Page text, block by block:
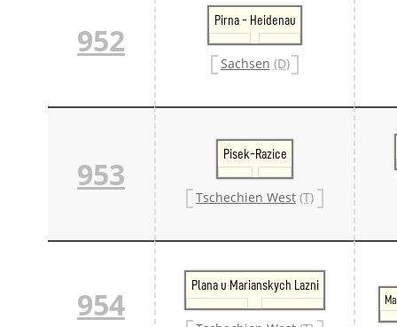
952
Pirna - Heidenau
Sachsen (D)
953
Pisek-Razice
Tschechien West (T)
954
Plana u Marianskych Lazni